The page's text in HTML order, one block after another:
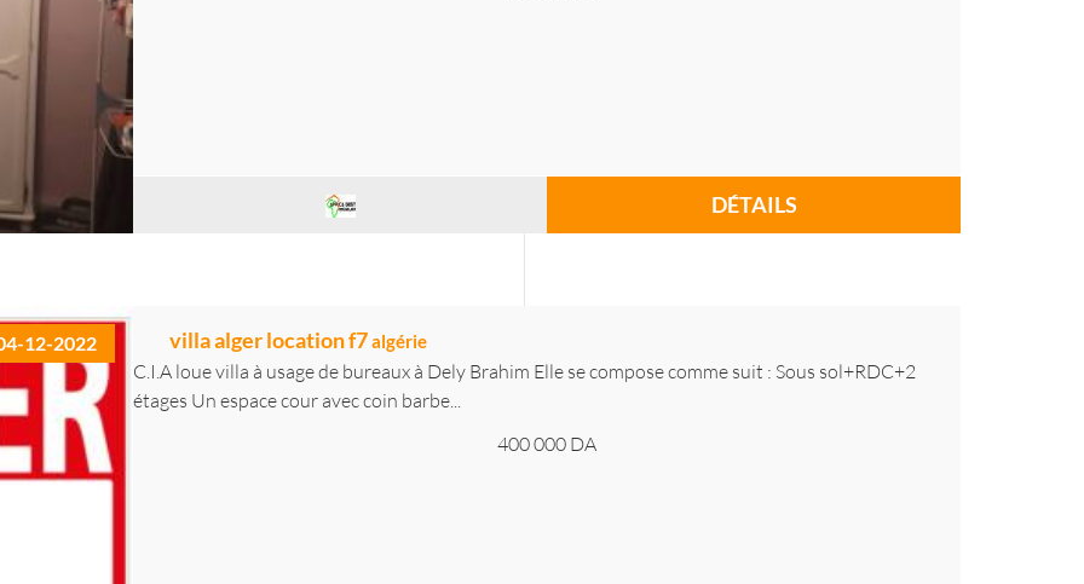
DÉTAILS
12-2022 villa alger location f7algérie
C.I.A loue villa à usage de bureaux à Dely Brahim Elle se compose comme suit : Sous sol+RDC+2
étages Un espace cour avec coin barbe...
400 000 DA